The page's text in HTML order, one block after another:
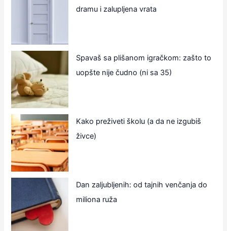
dramu i zalupljena vrata
Spavaš sa plišanom igračkom: zašto to
uopšte nije čudno (ni sa 35)
Kako preživeti školu (a da ne izgubiš
živce)
Dan zaljubljenih: od tajnih venčanja do
miliona ruža